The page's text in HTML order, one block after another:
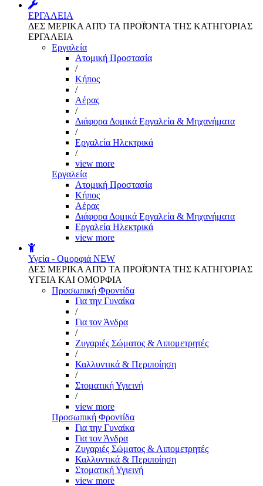
ΕΡΓΑΛΕΙΑ
ΔΕΣ ΜΕΡΙΚΑ ΑΠΌ ΤΑ ΠΡΟΪΌΝΤΑ ΤΗΣ ΚΑΤΗΓΟΡΙΑΣ
ΕΡΓΑΛΕΙΑ
Εργαλεία
Aτομική Προστασία
/
Kήπος
/
Αέρας
/
Διάφορα Δομικά Εργαλεία & Μηχανήματα
/
Εργαλεία Ηλεκτρικά
/
view more
Εργαλεία
Aτομική Προστασία
Kήπος
Αέρας
Διάφορα Δομικά Εργαλεία & Μηχανήματα
Εργαλεία Ηλεκτρικά
view more
Υγεία - Ομορφιά NEW
ΔΕΣ ΜΕΡΙΚΑ ΑΠΌ ΤΑ ΠΡΟΪΌΝΤΑ ΤΗΣ ΚΑΤΗΓΟΡΙΑΣ
ΥΓΕΙΑ ΚΑΙ ΟΜΟΡΦΙΑ
Προσωπική Φροντίδα
Για την Γυναίκα
/
Για τον Άνδρα
/
Ζυγαριές Σώματος & Λιπομετρητές
/
Καλλυντικά & Περιποίηση
/
Στοματική Υγιεινή
/
view more
Προσωπική Φροντίδα
Για την Γυναίκα
Για τον Άνδρα
Ζυγαριές Σώματος & Λιπομετρητές
Καλλυντικά & Περιποίηση
Στοματική Υγιεινή
view more